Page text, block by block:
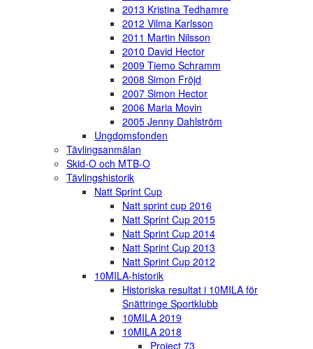
2013 Kristina Tedhamre
2012 Vilma Karlsson
2011 Martin Nilsson
2010 David Hector
2009 Tiemo Schramm
2008 Simon Fröjd
2007 Simon Hector
2006 Maria Movin
2005 Jenny Dahlström
Ungdomsfonden
Tävlingsanmälan
Skid-O och MTB-O
Tävlingshistorik
Natt Sprint Cup
Natt sprint cup 2016
Natt Sprint Cup 2015
Natt Sprint Cup 2014
Natt Sprint Cup 2013
Natt Sprint Cup 2012
10MILA-historik
Historiska resultat i 10MILA för
Snättringe Sportklubb
10MILA 2019
10MILA 2018
Project 73